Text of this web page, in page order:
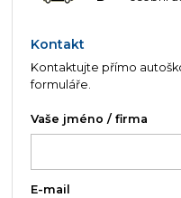
Kontakt
Kontaktujte přímo
formuláře.
Vaše jméno / firma
E-mail